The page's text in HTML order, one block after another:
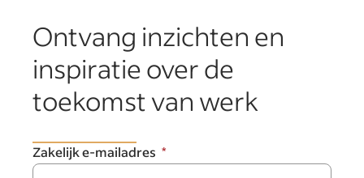
Ontvang inzichten en
inspiratie over de
toekomst van werk
Zakelijk e-mailadres